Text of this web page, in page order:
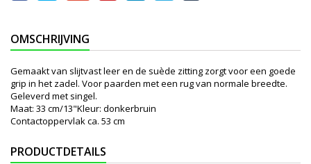
OMSCHRIJVING
Gemaakt van slijtvast leer en de suède zitting zorgt voor een goede
grip in het zadel. Voor paarden met een rug van normale breedte.
Geleverd met singel.
Maat: 33 cm/13"Kleur: donkerbruin
Contactoppervlak ca. 53 cm
PRODUCTDETAILS